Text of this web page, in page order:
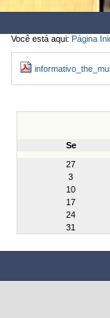
Você está aqui: Página
Se
27
3
10
17
24
31